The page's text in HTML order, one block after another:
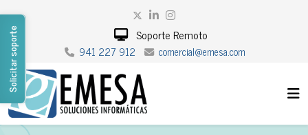
Solicitar soporte Soporte Remoto
941 227 912 comercial@emesa.com